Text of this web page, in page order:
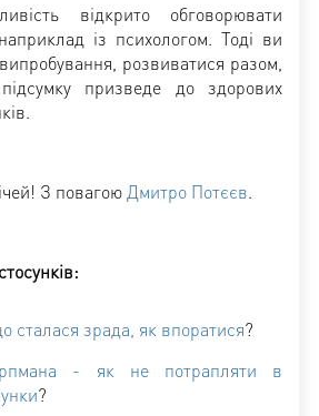
відкрито обговорювати
із психологом. Тоді ви
розвиватися разом,
призведе до здорових
З повагою Дмитро Потєєв.
сталася зрада, як впоратися?
- як не потрапляти в
?